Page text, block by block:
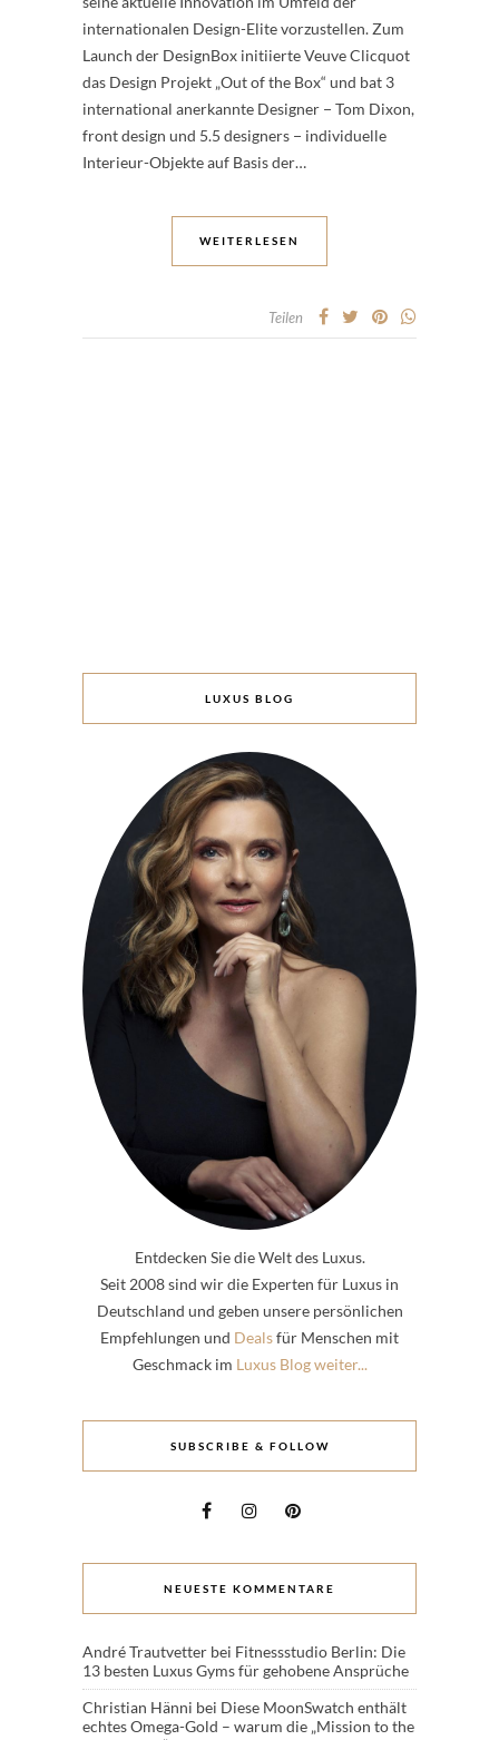
internationalen Design-Elite vorzustellen. Zum
Launch der DesignBox initiierte Veuve Clicquot
das Design Projekt „Out of the Box“ und bat 3
international anerkannte Designer − Tom Dixon,
front design und 5.5 designers − individuelle
Interieur-Objekte auf Basis der…
WEITERLESEN
Teilen
LUXUS BLOG
Entdecken Sie die Welt des Luxus.
Seit 2008 sind wir die Experten für Luxus in
Deutschland und geben unsere persönlichen
Empfehlungen und Dealsfür Menschen mit
Geschmack im Luxus Blog weiter...
SUBSCRIBE & FOLLOW
NEUESTE KOMMENTARE
André Trautvetter bei Fitnessstudio Berlin: Die
13 besten Luxus Gyms für gehobene Ansprüche
Christian Hänni bei Diese MoonSwatch enthält
echtes Omega-Gold – warum die „Mission to the